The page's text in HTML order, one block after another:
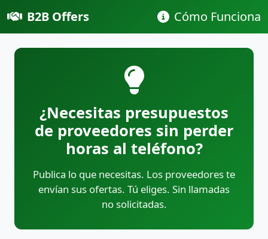
B2B Offers Cómo Funciona
¿Necesitas presupuestos
de proveedores sin perder
horas al teléfono?
Publica lo que necesitas. Los proveedores te
envían sus ofertas. Tú eliges. Sin llamadas
no solicitadas.